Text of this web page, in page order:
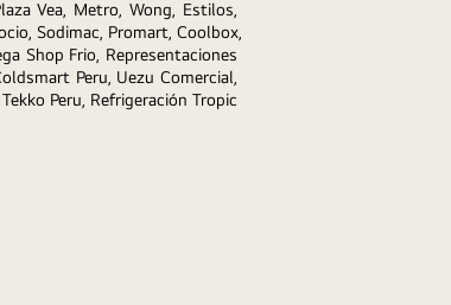
Vea, Metro, Wong, Estilos,
Sodimac, Promart, Coolbox,
Shop Frio, Representaciones
Peru, Uezu Comercial,
Peru, Refrigeración Tropic